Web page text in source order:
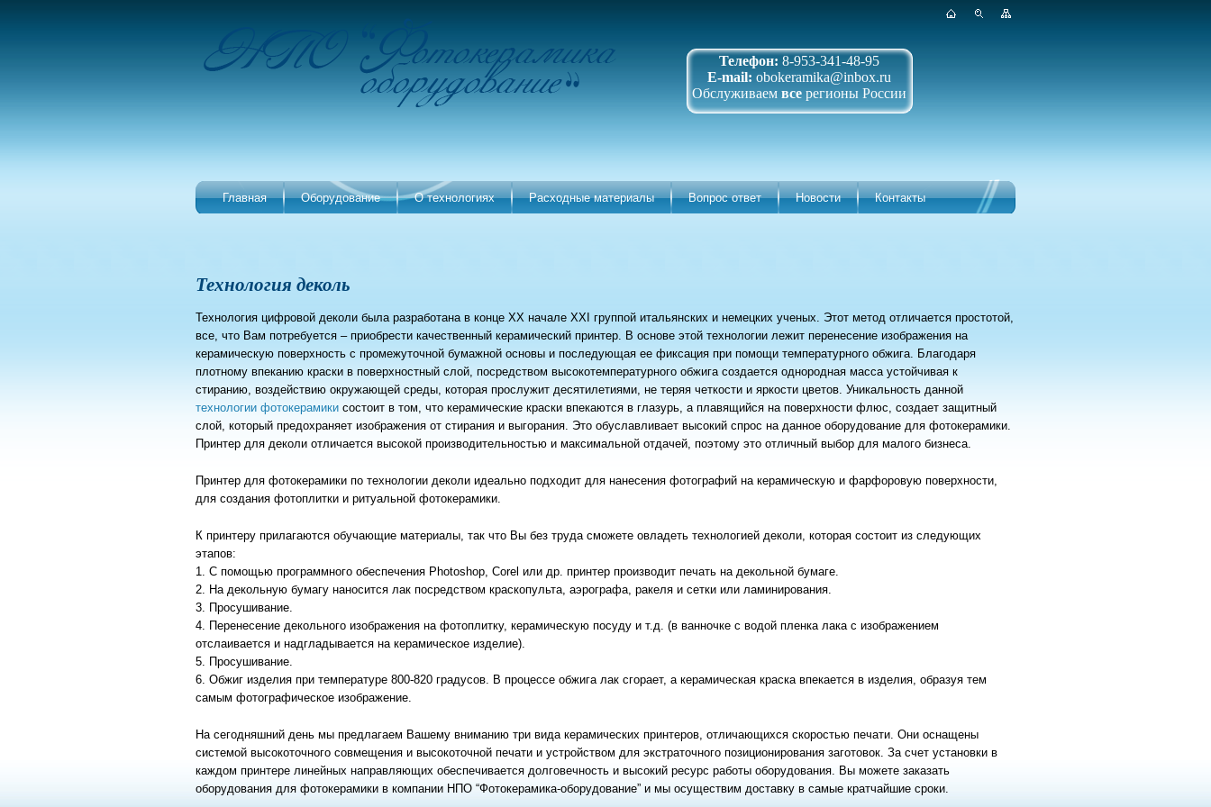
Телефон: 8-953-341-48-95
E-mail: obokeramika@inbox.ru
Обслуживаем все регионы России
Главная Оборудование О технологиях Расходные материалы Вопрос ответ Новости Контакты
Технология деколь
Технология цифровой деколи была разработана в конце XX начале XXI группой итальянских и немецких ученых. Этот метод отличается простотой,
все, что Вам потребуется – приобрести качественный керамический принтер. В основе этой технологии лежит перенесение изображения на
керамическую поверхность с промежуточной бумажной основы и последующая ее фиксация при помощи температурного обжига. Благодаря
плотному впеканию краски в поверхностный слой, посредством высокотемпературного обжига создается однородная масса устойчивая к
стиранию, воздействию окружающей среды, которая прослужит десятилетиями, не теряя четкости и яркости цветов. Уникальность данной
технологии фотокерамикисостоит в том, что керамические краски впекаются в глазурь, а плавящийся на поверхности флюс, создает защитный
слой, который предохраняет изображения от стирания и выгорания. Это обуславливает высокий спрос на данное оборудование для фотокерамики.
Принтер для деколи отличается высокой производительностью и максимальной отдачей, поэтому это отличный выбор для малого бизнеса.
Принтер для фотокерамики по технологии деколи идеально подходит для нанесения фотографий на керамическую и фарфоровую поверхности,
для создания фотоплитки и ритуальной фотокерамики.
К принтеру прилагаются обучающие материалы, так что Вы без труда сможете овладеть технологией деколи, которая состоит из следующих
этапов:
1. С помощью программного обеспечения Photoshop, Corel или др. принтер производит печать на декольной бумаге.
2. На декольную бумагу наносится лак посредством краскопульта, аэрографа, ракеля и сетки или ламинирования.
3. Просушивание.
4. Перенесение декольного изображения на фотоплитку, керамическую посуду и т.д. (в ванночке с водой пленка лака с изображением
отслаивается и надгладывается на керамическое изделие).
5. Просушивание.
6. Обжиг изделия при температуре 800-820 градусов. В процессе обжига лак сгорает, а керамическая краска впекается в изделия, образуя тем
самым фотографическое изображение.
На сегодняшний день мы предлагаем Вашему вниманию три вида керамических принтеров, отличающихся скоростью печати. Они оснащены
системой высокоточного совмещения и высокоточной печати и устройством для экстраточного позиционирования заготовок. За счет установки в
каждом принтере линейных направляющих обеспечивается долговечность и высокий ресурс работы оборудования. Вы можете заказать
оборудования для фотокерамики в компании НПО “Фотокерамика-оборудование” и мы осуществим доставку в самые кратчайшие сроки.